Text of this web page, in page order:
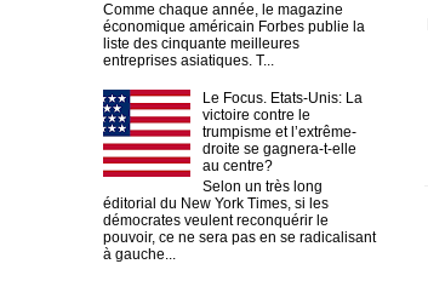
Comme chaque année, le magazine
économique américain Forbes publie la
liste des cinquante meilleures
entreprises asiatiques. T...
Le Focus. Etats-Unis: La
victoire contre le
trumpisme et l’extrême-
droite se gagnera-t-elle
au centre?
Selon un très long
éditorial du New York Times, si les
démocrates veulent reconquérir le
pouvoir, ce ne sera pas en se radicalisant
à gauche...